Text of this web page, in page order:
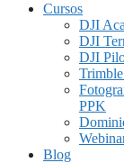
Cursos
DJI
DJI
DJI
PPK
Blog